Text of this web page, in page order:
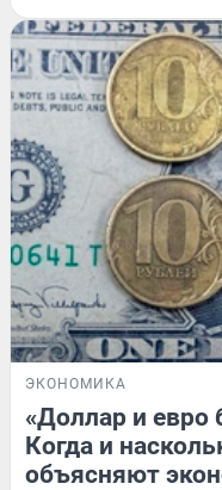
ЭКОНОМИКА
«Доллар и евро
Когда и
объясняют